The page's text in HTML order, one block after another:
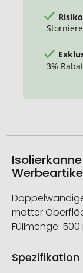
3%
matter
Füllmenge: 500
Spezifikation